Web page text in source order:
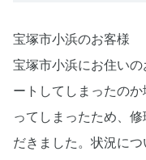
宝塚市小浜のお客様
宝塚市小浜にお住い
ートしてしまったの
ってしまったため、
だきました。状況に